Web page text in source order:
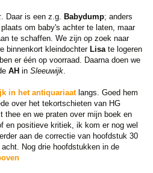
. Daar is een z.g. Babydump; anders
om baby's achter te laten, maar
te schaffen. We zijn op zoek naar
binnenkort kleindochter Lisate logeren
er één op voorraad. Daarna doen we
AHinSleeuwijk.
in het antiquariaatlangs. Goed hem
over het tekortschieten van HG
thee en we praten over mijn boek en
en positieve kritiek, ik kom er nog wel
aan de correctie van hoofdstuk 30
Nog drie hoofdstukken in de